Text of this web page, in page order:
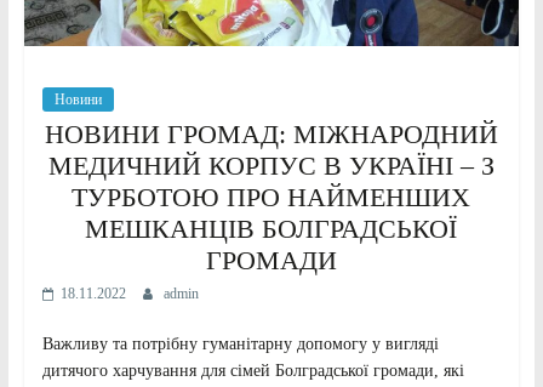
Новини
НОВИНИ ГРОМАД: МІЖНАРОДНИЙ
МЕДИЧНИЙ КОРПУС В УКРАЇНІ – З
ТУРБОТОЮ ПРО НАЙМЕНШИХ
МЕШКАНЦІВ БОЛГРАДСЬКОЇ
ГРОМАДИ
18.11.2022 admin
Важливу та потрібну гуманітарну допомогу у вигляді
дитячого харчування для сімей Болградської громади, які